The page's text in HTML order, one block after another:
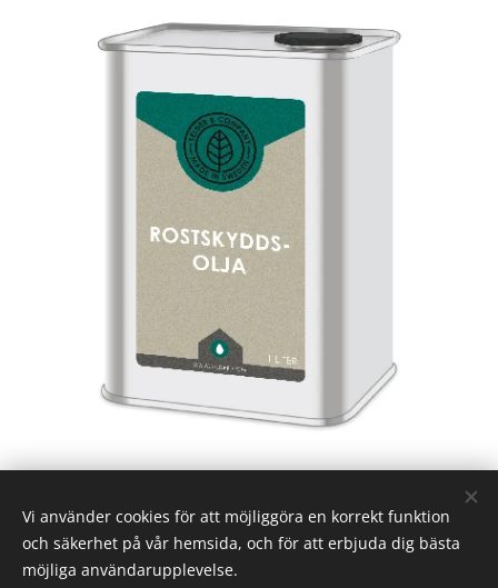
Alla priser inkluderar moms
Vi använder cookies för att möjliggöra en korrekt funktion
och säkerhet på vår hemsida, och för att erbjuda dig bästa
möjliga användarupplevelse.